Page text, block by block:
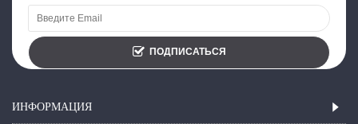
ПОДПИСАТЬСЯ
ИНФОРМАЦИЯ